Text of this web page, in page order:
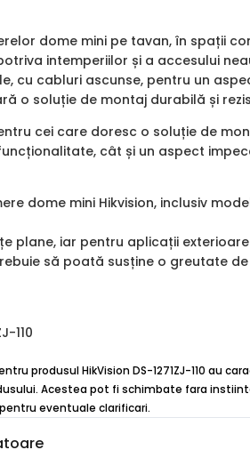
dome mini pe tavan, în spații
intemperiilor și a accesului
cu cabluri ascunse, pentru un
o soluție de montaj durabilă și
cei care doresc o soluție de
cât și un aspect
dome mini Hikvision, inclusiv
plane, iar pentru aplicații
să poată susține o greutate
110
produsul HikVision DS-1271ZJ-110 au
Acestea pot fi schimbate fara
eventuale clarificari.